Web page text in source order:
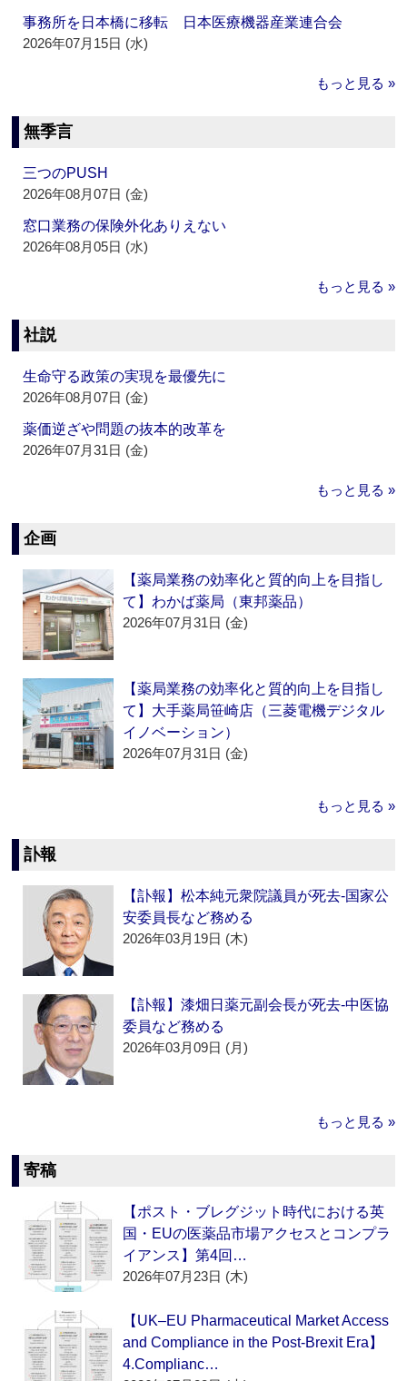
事務所を日本橋に移転 日本医療機器産業連合会
2026年07月15日 (水)
もっと見る »
無季言
三つのPUSH
2026年08月07日 (金)
窓口業務の保険外化ありえない
2026年08月05日 (水)
もっと見る »
社説
生命守る政策の実現を最優先に
2026年08月07日 (金)
薬価逆ざや問題の抜本的改革を
2026年07月31日 (金)
もっと見る »
企画
【薬局業務の効率化と質的向上を目指し
て】わかば薬局（東邦薬品）
2026年07月31日 (金)
【薬局業務の効率化と質的向上を目指し
て】大手薬局笹崎店（三菱電機デジタル
イノベーション）
2026年07月31日 (金)
もっと見る »
訃報
【訃報】松本純元衆院議員が死去‐国家公
安委員長など務める
2026年03月19日 (木)
【訃報】漆畑日薬元副会長が死去‐中医協
委員など務める
2026年03月09日 (月)
もっと見る »
寄稿
【ポスト・ブレグジット時代における英
国・EUの医薬品市場アクセスとコンプラ
イアンス】第4回…
2026年07月23日 (木)
【UK–EU Pharmaceutical Market Access
and Compliance in the Post-Brexit Era】
4.Complianc…